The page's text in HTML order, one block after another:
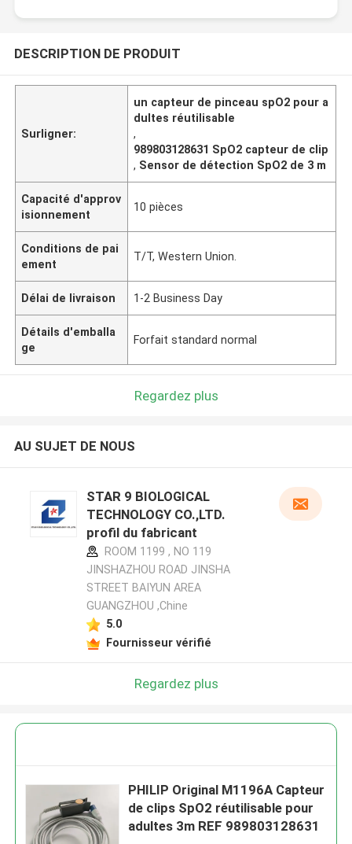
DESCRIPTION DE PRODUIT
Surligner:
un capteur de pinceau spO2 pour a
dultes réutilisable
,
989803128631 SpO2 capteur de clip
, Sensor de détection SpO2 de 3 m
Capacité d'approv
isionnement
10 pièces
Conditions de pai
ement
T/T, Western Union.
Délai de livraison 1-2 Business Day
Détails d'emballa
ge
Forfait standard normal
Regardez plus
AU SUJET DE NOUS
STAR 9 BIOLOGICAL
TECHNOLOGY CO.,LTD.
profil du fabricant
ROOM 1199 , NO 119
JINSHAZHOU ROAD JINSHA
STREET BAIYUN AREA
GUANGZHOU ,Chine
5.0
Fournisseur vérifié
Regardez plus
PHILIP Original M1196A Capteur
de clips SpO2 réutilisable pour
adultes 3m REF 989803128631